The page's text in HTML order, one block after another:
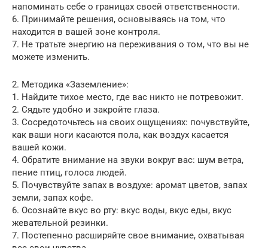
напоминать себе о границах своей ответственности.
6. Принимайте решения, основываясь на том, что
находится в вашей зоне контроля.
7. Не тратьте энергию на переживания о том, что вы не
можете изменить.
2. Методика «Заземление»:
1. Найдите тихое место, где вас никто не потревожит.
2. Сядьте удобно и закройте глаза.
3. Сосредоточьтесь на своих ощущениях: почувствуйте,
как ваши ноги касаются пола, как воздух касается
вашей кожи.
4. Обратите внимание на звуки вокруг вас: шум ветра,
пение птиц, голоса людей.
5. Почувствуйте запах в воздухе: аромат цветов, запах
земли, запах кофе.
6. Осознайте вкус во рту: вкус воды, вкус еды, вкус
жевательной резинки.
7. Постепенно расширяйте свое внимание, охватывая